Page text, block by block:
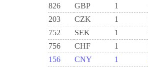
826
GBP 1
203
CZK 1
752
SEK 1
756
CHF 1
156
CNY 1